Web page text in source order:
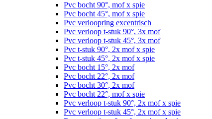
Pvc bocht 90°, mof x spie
Pvc bocht 45°, mof x spie
Pvc verloopring excentrisch
Pvc verloop t-stuk 90°, 3x mof
Pvc verloop t-stuk 45°, 3x mof
Pvc t-stuk 90°, 2x mof x spie
Pvc t-stuk 45°, 2x mof x spie
Pvc bocht 15°, 2x mof
Pvc bocht 22°, 2x mof
Pvc bocht 30°, 2x mof
Pvc bocht 22°, mof x spie
Pvc verloop t-stuk 90°, 2x mof x spie
Pvc verloop t-stuk 45°, 2x mof x spie